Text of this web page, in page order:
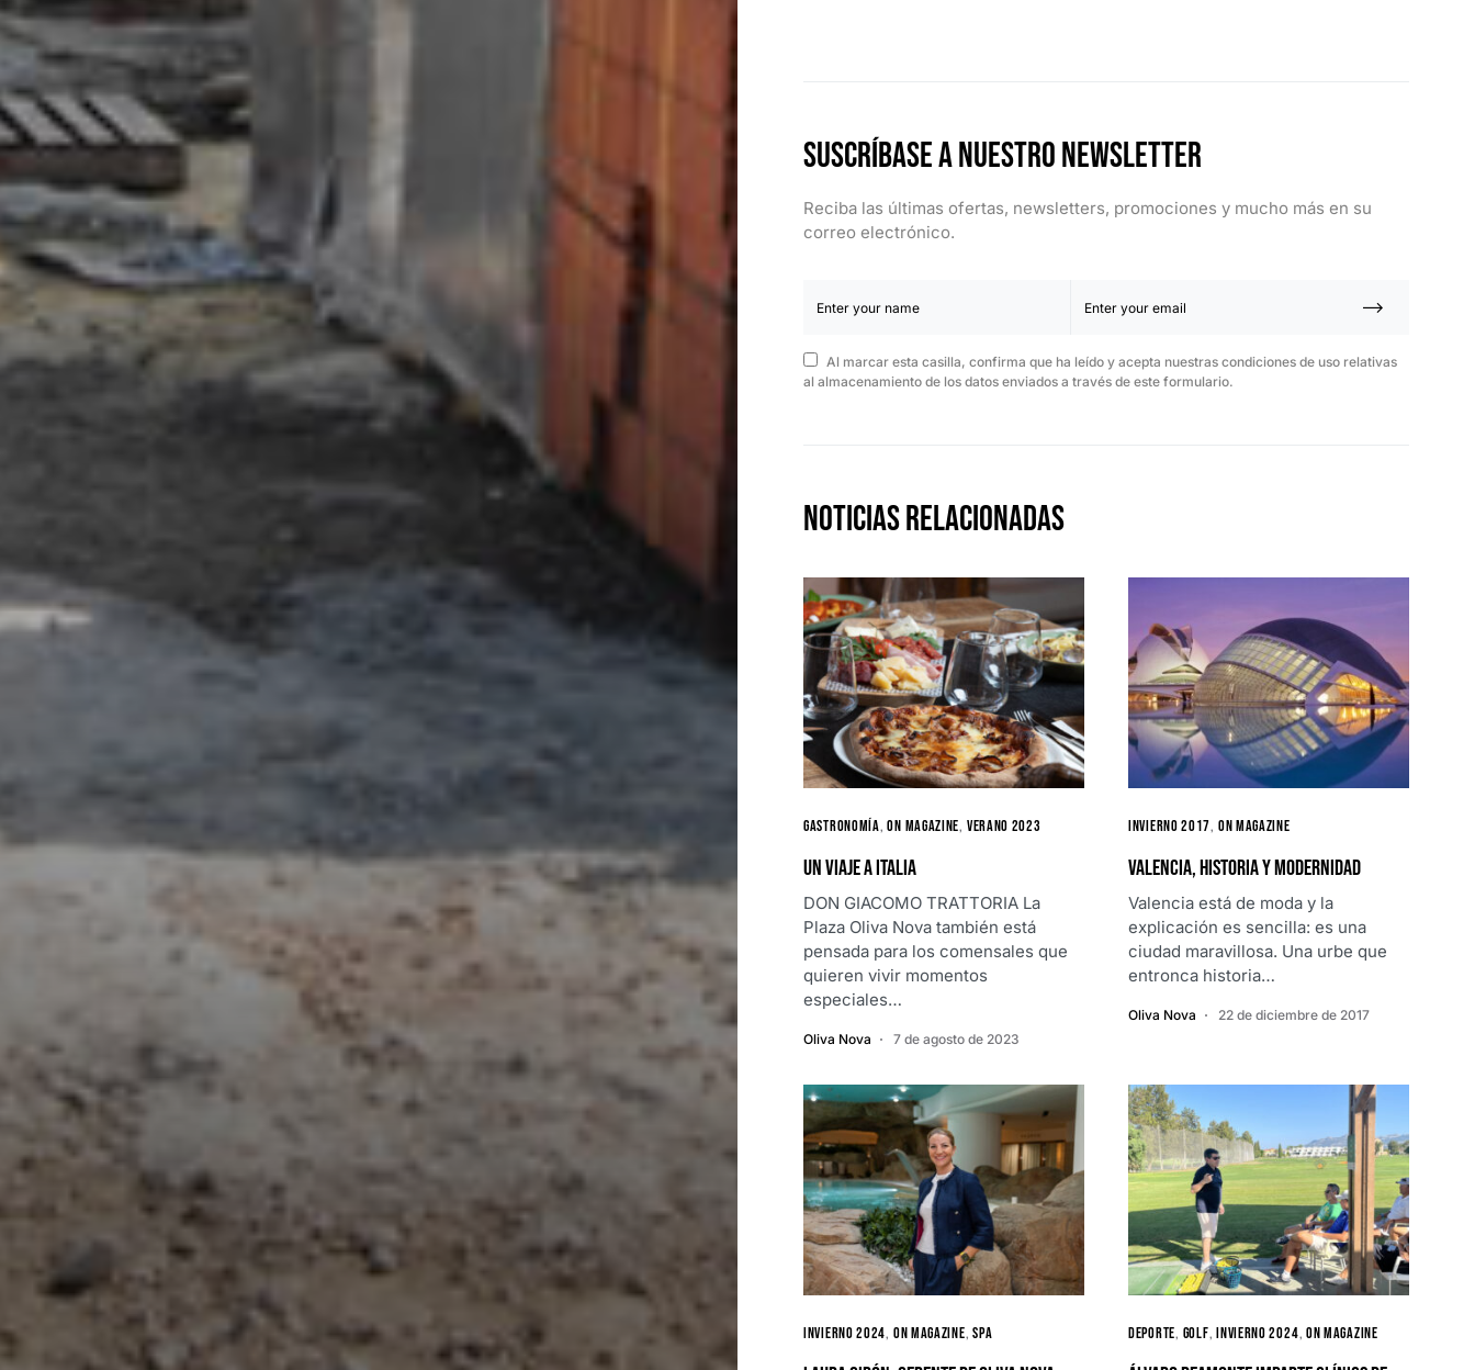
Suscríbase a nuestro Newsletter
Reciba las últimas ofertas, newsletters, promociones y mucho más en su
correo electrónico.
Al marcar esta casilla, confirma que ha leído y acepta nuestras condiciones de uso relativas
al almacenamiento de los datos enviados a través de este formulario.
Noticias Relacionadas
Gastronomía ON MAGAZINE Verano 2023
Un viaje a Italia
DON GIACOMO TRATTORIA La
Plaza Oliva Nova también está
pensada para los comensales que
quieren vivir momentos
especiales…
Oliva Nova 7 de agosto de 2023
Invierno 2017 ON MAGAZINE
Valencia, Historia y Modernidad
Valencia está de moda y la
explicación es sencilla: es una
ciudad maravillosa. Una urbe que
entron­ca historia…
Oliva Nova 22 de diciembre de 2017
Invierno 2024 ON MAGAZINE Spa Deporte Golf Invierno 2024 ON MAGAZINE